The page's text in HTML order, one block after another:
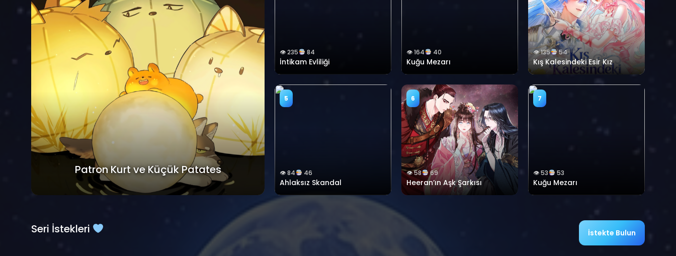
Patron Kurt ve Küçük Patates
İntikam Evliliği
👁 235 84
Kuğu Mezarı
👁 164 40
Kış Kalesindeki Esir Kız
👁 135 54
5
Ahlaksız Skandal
👁 84 46
6
Heeran’ın Aşk Şarkısı
👁 58 69
7
Kuğu Mezarı
👁 53 53
Seri İstekleri İstekte Bulun